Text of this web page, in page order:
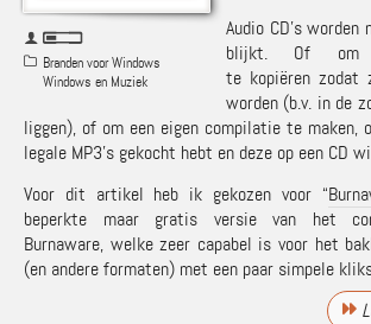
Branden voor Windows
Windows en Muziek
Audio CD’s
blijkt. Of om
te kopiëren zodat
worden (b.v. in de
liggen), of om een eigen compilatie te maken,
legale MP3’s gekocht hebt en deze op een CD
Voor dit artikel heb ik gekozen voor “
beperkte maar gratis versie van het
Burnaware, welke zeer capabel is voor het
(en andere formaten) met een paar simpele